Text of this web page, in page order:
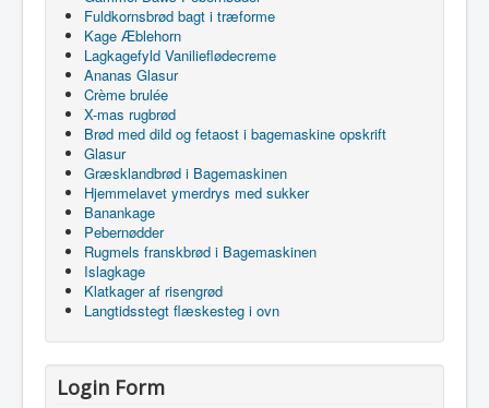
Fuldkornsbrød bagt i træforme
Kage Æblehorn
Lagkagefyld Vanilieflødecreme
Ananas Glasur
Crème brulée
X-mas rugbrød
Brød med dild og fetaost i bagemaskine opskrift
Glasur
Græsklandbrød i Bagemaskinen
Hjemmelavet ymerdrys med sukker
Banankage
Pebernødder
Rugmels franskbrød i Bagemaskinen
Islagkage
Klatkager af risengrød
Langtidsstegt flæskesteg i ovn
Login Form